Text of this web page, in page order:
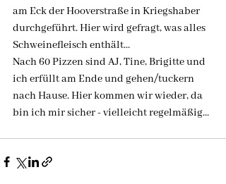
am Eck der Hooverstraße in Kriegshaber
durchgeführt. Hier wird gefragt, was alles
Schweinefleisch enthält...
Nach 60 Pizzen sind AJ, Tine, Brigitte und
ich erfüllt am Ende und gehen/tuckern
nach Hause. Hier kommen wir wieder, da
bin ich mir sicher - vielleicht regelmäßig...